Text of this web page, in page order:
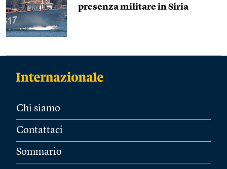
presenza militare in Siria
Chi siamo
Contattaci
Sommario